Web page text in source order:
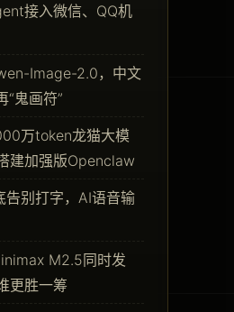
接入微信、QQ机
Image-2.0，中文
“鬼画符”
万token龙猫大模
建加强版Openclaw
别打字，AI语音输
M2.5同时发
更胜一筹